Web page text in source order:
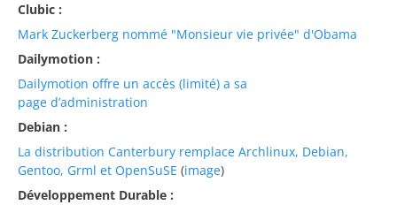
Clubic :
Mark Zuckerberg nommé "Monsieur vie privée" d'Obama
Dailymotion :
Dailymotion offre un accès (limité) a sa
page d’administration
Debian :
La distribution Canterbury remplace Archlinux, Debian,
Gentoo, Grml et OpenSuSE (image)
Développement Durable :